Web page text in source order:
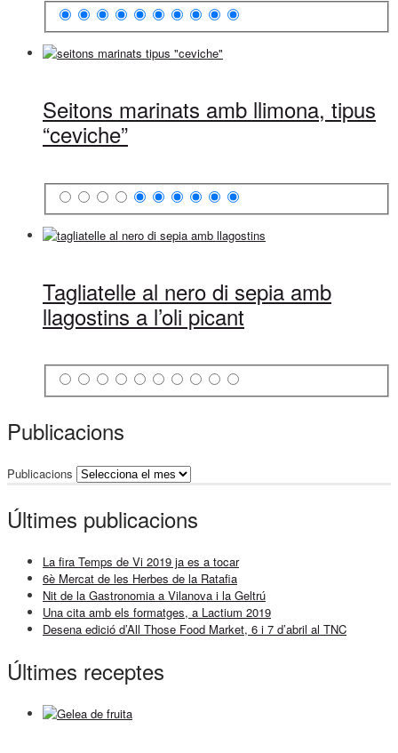
Seitons marinats amb llimona, tipus
“ceviche”
Tagliatelle al nero di sepia amb
llagostins a l’oli picant
Publicacions
Publicacions
Últimes publicacions
La fira Temps de Vi 2019 ja es a tocar
6è Mercat de les Herbes de la Ratafia
Nit de la Gastronomia a Vilanova i la Geltrú
Una cita amb els formatges, a Lactium 2019
Desena edició d’All Those Food Market, 6 i 7 d’abril al TNC
Últimes receptes